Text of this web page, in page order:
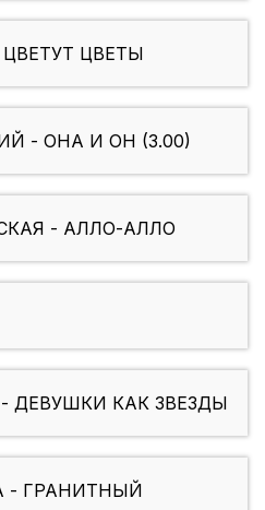
ЦВЕТЫ
- ОНА И ОН (3.00)
- АЛЛО-АЛЛО
ДЕВУШКИ КАК ЗВЕЗДЫ
- ГРАНИТНЫЙ